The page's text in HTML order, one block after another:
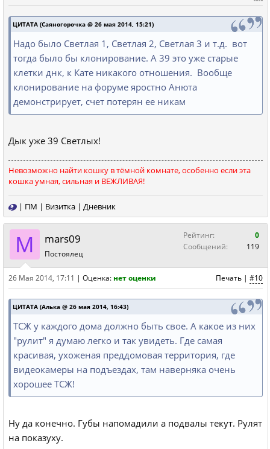
ЦИТАТА (Саяногорочка @ 26 мая 2014, 15:21)
Надо было Светлая 1, Светлая 2, Светлая 3 и т.д. вот
тогда было бы клонирование. А 39 это уже старые
клетки днк, к Кате никакого отношения. Вообще
клонирование на форуме яростно Анюта
демонстрирует, счет потерян ее никам
Дык уже 39 Светлых!
Невозможно найти кошку в тёмной комнате, особенно если эта
кошка умная, сильная и ВЕЖЛИВАЯ!
| ПМ | Визитка | Дневник
M mars09
Постоялец
Рейтинг:
0
Сообщений:
119
Печать | #10
26 Мая 2014, 17:11 | Оценка: нет оценки
ЦИТАТА (Алька @ 26 мая 2014, 16:43)
ТСЖ у каждого дома должно быть свое. А какое из них
"рулит" я думаю легко и так увидеть. Где самая
красивая, ухоженая преддомовая территория, где
видеокамеры на подъездах, там наверняка очень
хорошее ТСЖ!
Ну да конечно. Губы напомадили а подвалы текут. Рулят
на показуху.